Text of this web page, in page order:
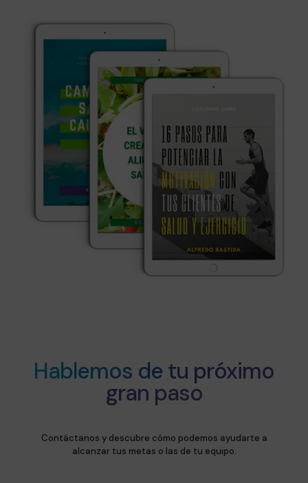
Hablemos de tu próximo
gran paso
Contáctanos y descubre cómo podemos ayudarte a
alcanzar tus metas o las de tu equipo.